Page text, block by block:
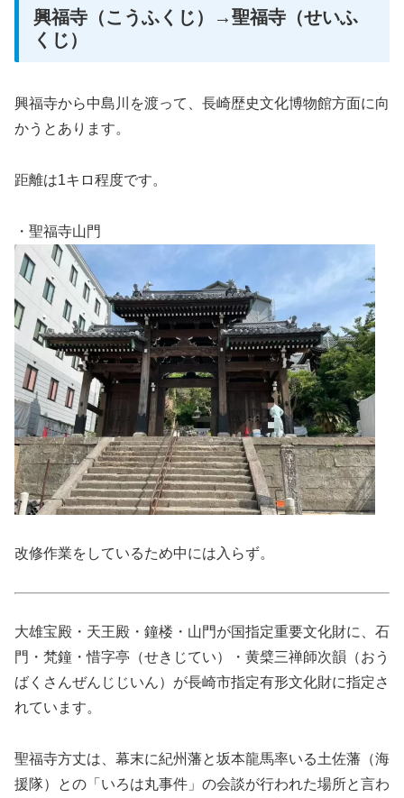
興福寺（こうふくじ）→聖福寺（せいふ
くじ）
興福寺から中島川を渡って、長崎歴史文化博物館方面に向
かうとあります。
距離は1キロ程度です。
・聖福寺山門
改修作業をしているため中には入らず。
大雄宝殿・天王殿・鐘楼・山門が国指定重要文化財に、石
門・梵鐘・惜字亭（せきじてい）・黄檗三禅師次韻（おう
ばくさんぜんじじいん）が長崎市指定有形文化財に指定さ
れています。
聖福寺方丈は、幕末に紀州藩と坂本龍馬率いる土佐藩（海
援隊）との「いろは丸事件」の会談が行われた場所と言わ